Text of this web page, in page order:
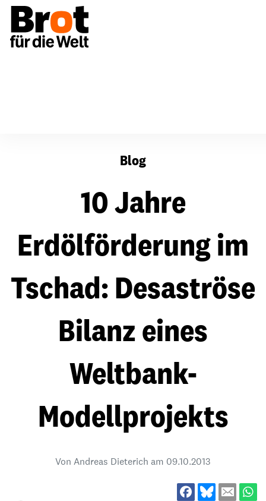
Blog
10 Jahre
Erdölförderung im
Tschad: Desaströse
Bilanz eines
Weltbank-
Modellprojekts
Von Andreas Dieterich am 09.10.2013